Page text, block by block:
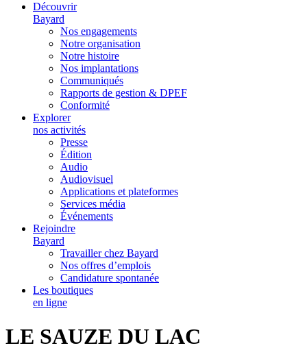
Découvrir
Bayard
Nos engagements
Notre organisation
Notre histoire
Nos implantations
Communiqués
Rapports de gestion & DPEF
Conformité
Explorer
nos activités
Presse
Édition
Audio
Audiovisuel
Applications et plateformes
Services média
Événements
Rejoindre
Bayard
Travailler chez Bayard
Nos offres d’emplois
Candidature spontanée
Les boutiques
en ligne
LE SAUZE DU LAC